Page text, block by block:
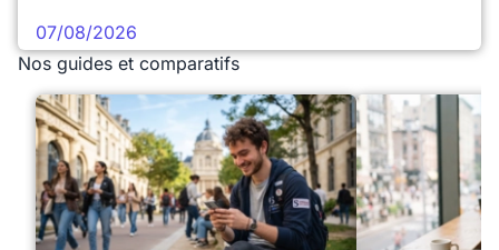
07/08/2026
Nos guides et comparatifs